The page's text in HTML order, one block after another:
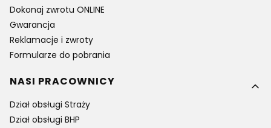
Dokonaj zwrotu ONLINE
Gwarancja
Reklamacje i zwroty
Formularze do pobrania
NASI PRACOWNICY
Dział obsługi Straży
Dział obsługi BHP